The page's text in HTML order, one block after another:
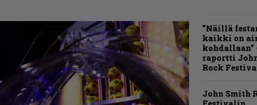
”Näillä
kaikki on
kohdallaan”
raportti
Rock
John Smith